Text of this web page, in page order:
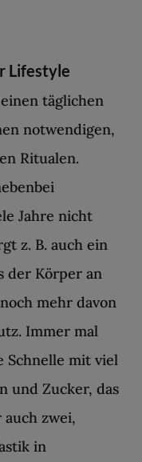
Lifestyle
täglichen
notwendigen,
Ritualen.
Jahre nicht
z. B. auch ein
der Körper an
mehr davon
Immer mal
Schnelle mit viel
und Zucker, das
auch zwei,
in